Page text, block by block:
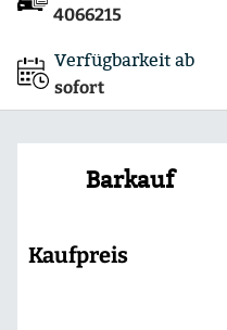
4066215
Verfügbarkeit ab
sofort
Barkauf
Kaufpreis